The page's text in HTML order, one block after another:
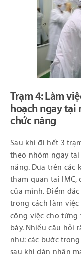
Trạm 4: Làm
hoạch ngay tại
chức năng
Sau khi đi hết 3
theo nhóm ngay
năng. Dựa trên
tham quan tại IMC,
của mình. Điểm
trong cách làm
công việc cho từng
bày. Nhiều câu hỏi
như: các bước
sau khi dán nhãn